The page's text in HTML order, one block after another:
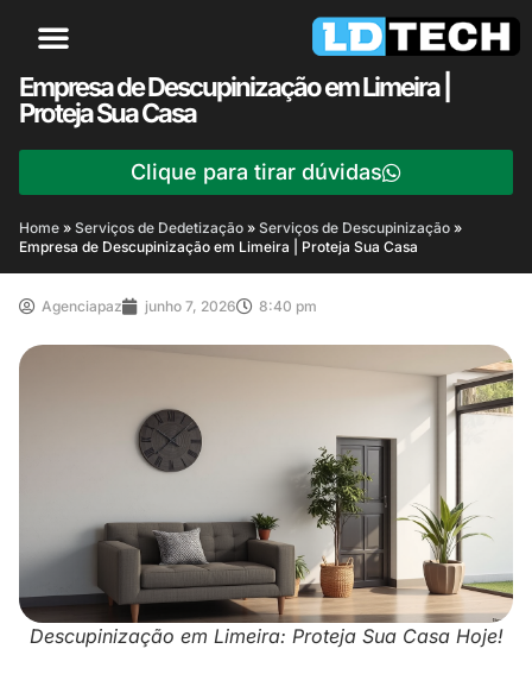
Empresa de Descupinização em Limeira |
Proteja Sua Casa
Clique para tirar dúvidas
Home » Serviços de Dedetização » Serviços de Descupinização »
Empresa de Descupinização em Limeira | Proteja Sua Casa
Agenciapaz junho 7, 2026 8:40 pm
Descupinização em Limeira: Proteja Sua Casa Hoje!